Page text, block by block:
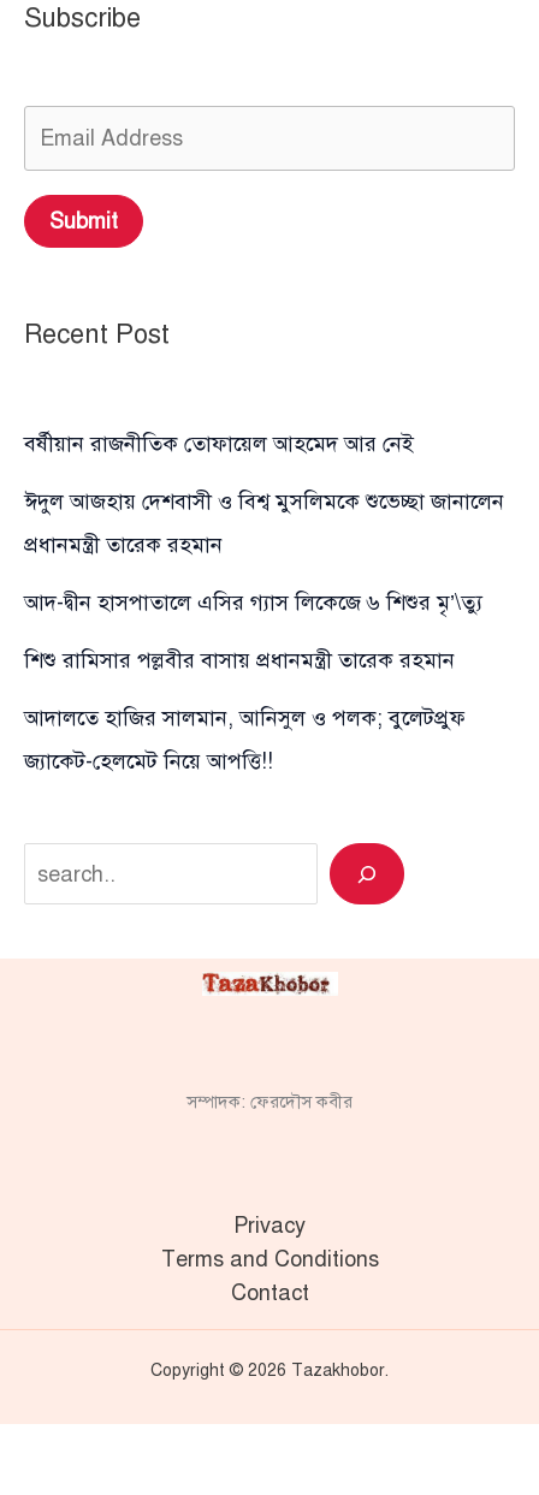
Subscribe
Submit
Recent Post
বর্ষীয়ান রাজনীতিক তোফায়েল আহমেদ আর নেই
ঈদুল আজহায় দেশবাসী ও বিশ্ব মুসলিমকে শুভেচ্ছা জানালেন
প্রধানমন্ত্রী তারেক রহমান
আদ-দ্বীন হাসপাতালে এসির গ্যাস লিকেজে ৬ শিশুর মৃ’\ত্যু
শিশু রামিসার পল্লবীর বাসায় প্রধানমন্ত্রী তারেক রহমান
আদালতে হাজির সালমান, আনিসুল ও পলক; বুলেটপ্রুফ
জ্যাকেট-হেলমেট নিয়ে আপত্তি!!
Search
সম্পাদক: ফেরদৌস কবীর
Privacy
Terms and Conditions
Contact
Copyright © 2026 Tazakhobor.